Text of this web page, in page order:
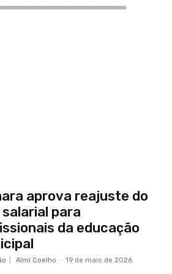
aprova reajuste do
salarial para
da educação
Almi Coelho - 19 de maio de 2026